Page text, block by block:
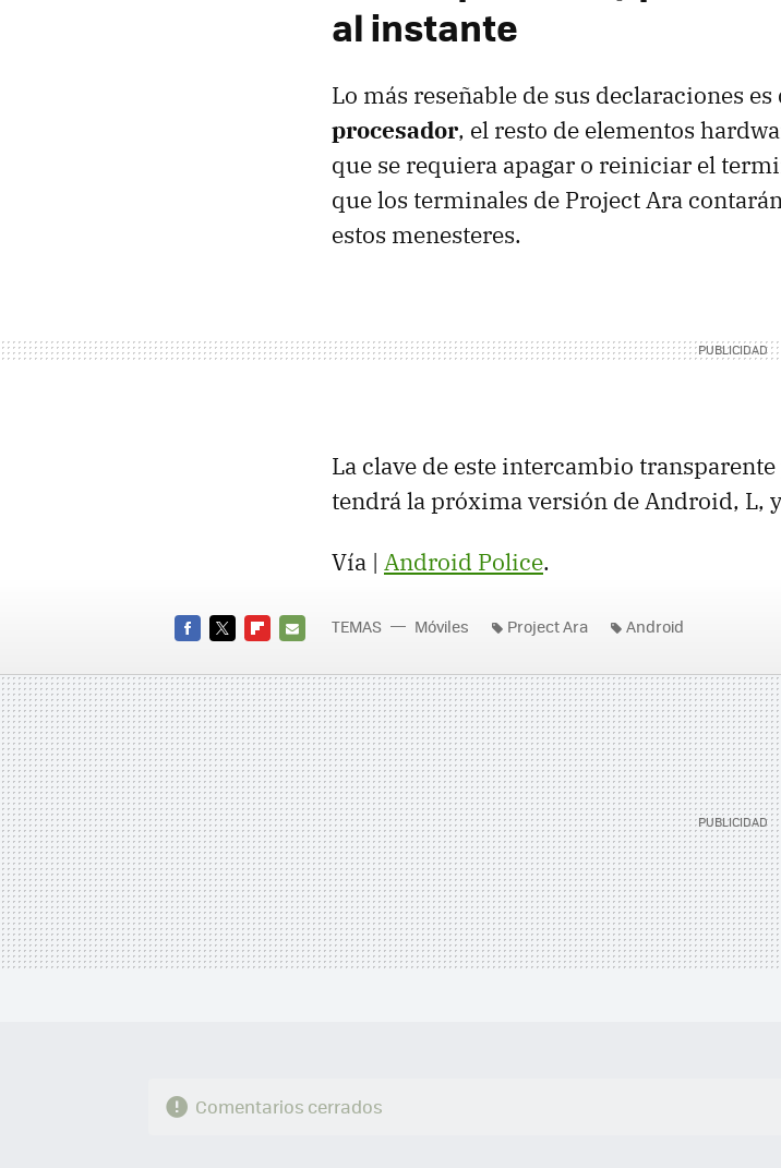
al instante
Lo más reseñable de sus declaraciones es
procesador, el resto de elementos
que se requiera apagar o reiniciar el
que los terminales de Project Ara
estos menesteres.
La clave de este intercambio
tendrá la próxima versión de Android, L,
Vía | Android Police.
MAIL
TEMAS Móviles Project Ara Android
Comentarios cerrados